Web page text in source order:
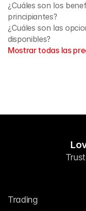
¿Cuáles son los
principiantes?
¿Cuáles son las
disponibles?
Mostrar todas las
Trading